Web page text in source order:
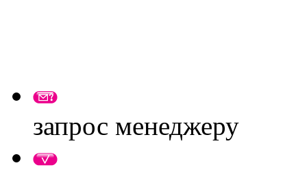
запрос менеджеру